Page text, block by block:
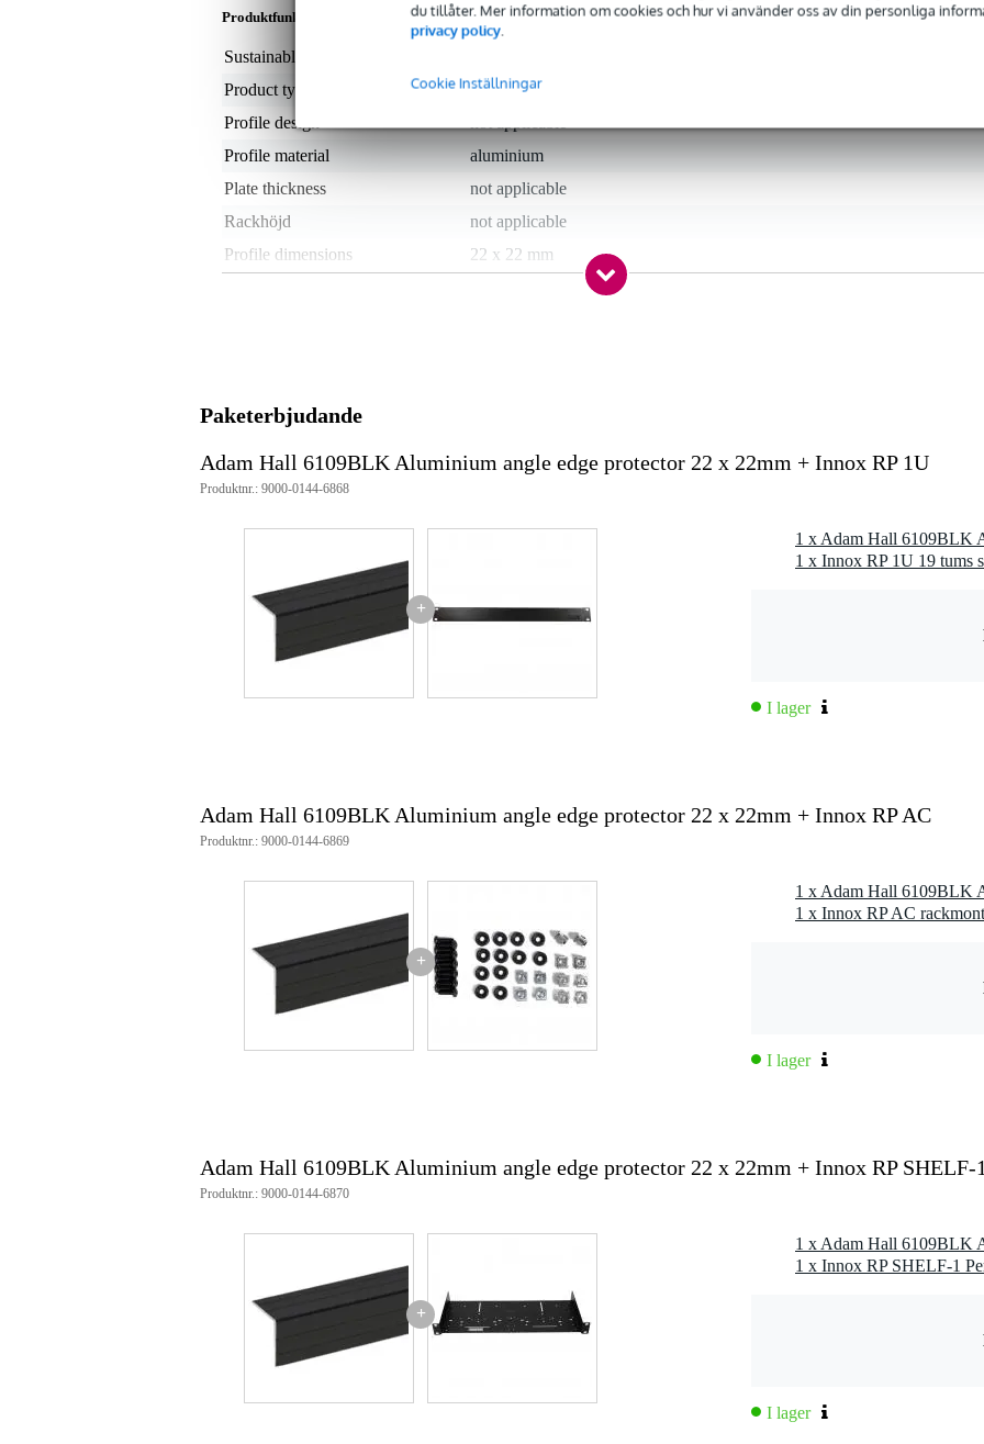
du tillåter. Mer information om cookies och hur vi använder oss av din personliga
privacy policy.
Cookie Inställningar
Produktfunktioner
Sustainable product
Product type
corner profile
Profile design
Profile material
aluminium
Plate thickness
not applicable
Rackhöjd
not applicable
Profile dimensions
22 x 22 mm
Mått(inkl. förpackning) 99,5 x 3,0 x 2,5 cm
yta: anodiserad
färg: svart
längd: 1000 mm
läggningslängd: 22 mm
materialtjocklek: 1,5 mm
Paketerbjudande
Adam Hall 6109BLK Aluminium angle edge protector 22 x 22mm + Innox RP 1U
Produktnr.: 9000-0144-6868
+
1 x Innox RP 1U 19 tums
I lager
Adam Hall 6109BLK Aluminium angle edge protector 22 x 22mm + Innox RP AC
Produktnr.: 9000-0144-6869
+
1 x Innox RP AC
I lager
Adam Hall 6109BLK Aluminium angle edge protector 22 x 22mm + Innox RP SHELF-1
Produktnr.: 9000-0144-6870
+
1 x Innox RP SHELF-1
I lager